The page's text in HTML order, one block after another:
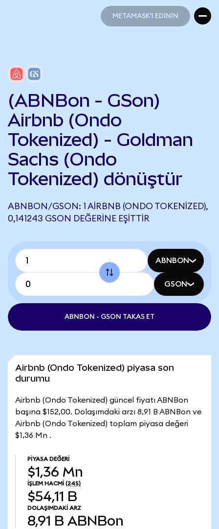
METAMASK'I EDİNİN
(ABNBon - GSon)
Airbnb (Ondo
Tokenized) - Goldman
Sachs (Ondo
Tokenized) dönüştür
ABNBON/GSON: 1 AIRBNB (ONDO TOKENIZED),
0,141243 GSON DEĞERINE EŞITTIR
ABNBON
GSON
ABNBON - GSON TAKAS ET
Airbnb (Ondo Tokenized) piyasa son
durumu
Airbnb (Ondo Tokenized) güncel fiyatı ABNBon
başına $152,00. Dolaşımdaki arzı 8,91 B ABNBon ve
Airbnb (Ondo Tokenized) toplam piyasa değeri
$1,36 Mn .
PIYASA DEĞERI
$1,36 Mn
İŞLEM HACMI (24S)
$54,11 B
DOLAŞIMDAKI ARZ
8,91 B ABNBon